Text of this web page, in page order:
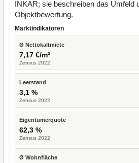
INKAR; sie beschreiben das Umfeld
Objektbewertung.
Marktindikatoren
Ø Nettokaltmiete
7,17 €/m²
Zensus 2022
Leerstand
3,1 %
Zensus 2022
Eigentümerquote
62,3 %
Zensus 2022
Ø Wohnfläche